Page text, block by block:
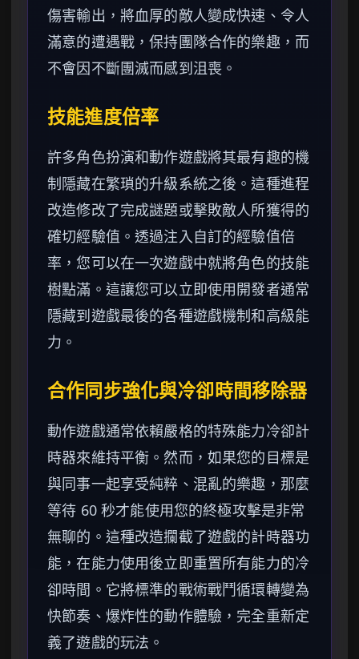
傷害輸出，將血厚的敵人變成快速、令人
滿意的遭遇戰，保持團隊合作的樂趣，而
不會因不斷團滅而感到沮喪。
技能進度倍率
許多角色扮演和動作遊戲將其最有趣的機
制隱藏在繁瑣的升級系統之後。這種進程
改造修改了完成謎題或擊敗敵人所獲得的
確切經驗值。透過注入自訂的經驗值倍
率，您可以在一次遊戲中就將角色的技能
樹點滿。這讓您可以立即使用開發者通常
隱藏到遊戲最後的各種遊戲機制和高級能
力。
合作同步強化與冷卻時間移除器
動作遊戲通常依賴嚴格的特殊能力冷卻計
時器來維持平衡。然而，如果您的目標是
與同事一起享受純粹、混亂的樂趣，那麼
等待 60 秒才能使用您的終極攻擊是非常
無聊的。這種改造攔截了遊戲的計時器功
能，在能力使用後立即重置所有能力的冷
卻時間。它將標準的戰術戰鬥循環轉變為
快節奏、爆炸性的動作體驗，完全重新定
義了遊戲的玩法。